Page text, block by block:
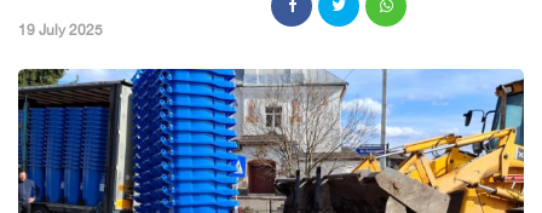
,19 July 2025